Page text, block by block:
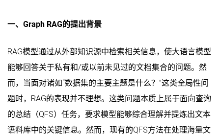
一、Graph RAG的提出背景
RAG模型通过从外部知识源中检索相关信息，使大语言模型
能够回答关于私有和/或以前未见过的文档集合的问题。然
而，当面对诸如“数据集的主要主题是什么？”这类全局性问
题时，RAG的表现并不理想。这类问题本质上属于面向查询
的总结（QFS）任务，要求模型能够综合理解并提炼出文本
语料库中的关键信息。然而，现有的QFS方法在处理海量文